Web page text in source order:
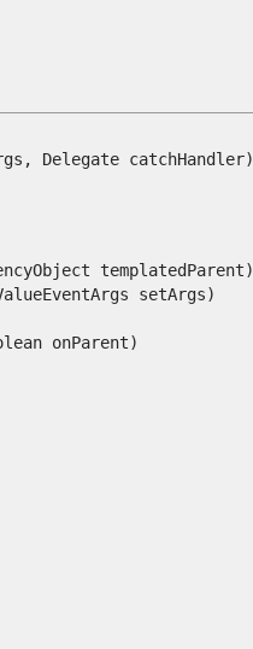
Delegate catchHandler)
templatedParent)
setArgs)
onParent)